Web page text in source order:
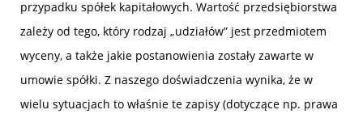
przypadku spółek kapitałowych. Wartość przedsiębiorstwa
zależy od tego, który rodzaj „udziałów” jest przedmiotem
wyceny, a także jakie postanowienia zostały zawarte w
umowie spółki. Z naszego doświadczenia wynika, że w
wielu sytuacjach to właśnie te zapisy (dotyczące np. prawa